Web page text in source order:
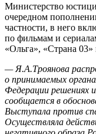
Министерство
очередном
частности, в него
по фильмам и
«Ольга», «Страна 03»
— Я.А.Троянова
о принимаемых
Федерации решениях
сообщается в
Выступала против
Осуществляла